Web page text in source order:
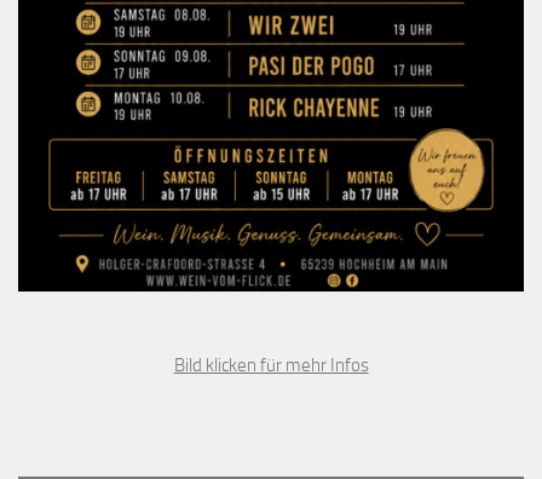
Bild klicken für mehr Infos